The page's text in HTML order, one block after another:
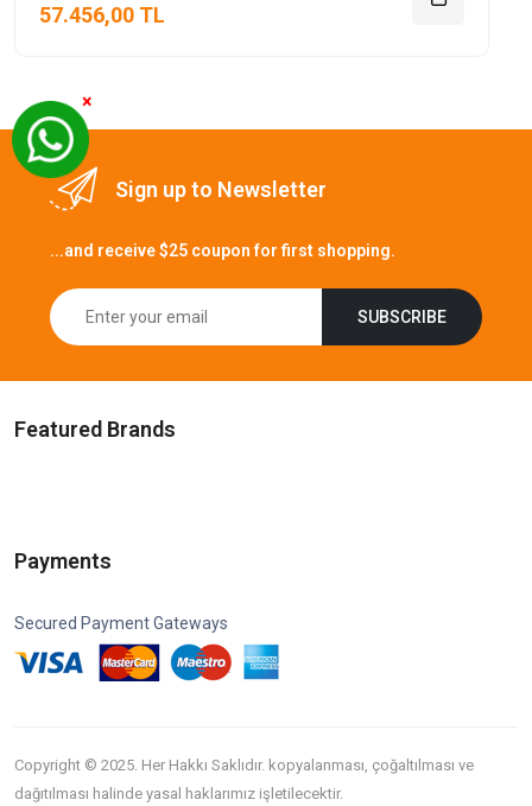
57.456,00 TL
Sign up to Newsletter
...and receive $25 coupon for first shopping.
SUBSCRIBE
Featured Brands
Payments
Secured Payment Gateways
Copyright © 2025. Her Hakkı Saklıdır. kopyalanması, çoğaltılması ve
dağıtılması halinde yasal haklarımız işletilecektir.
×